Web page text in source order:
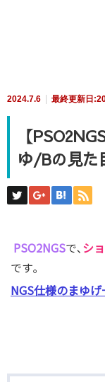
2024.7.6 最終更新日
【
ゆ/Bの見た
PSO2NGSで､シ
です｡
NGS仕様のまゆ